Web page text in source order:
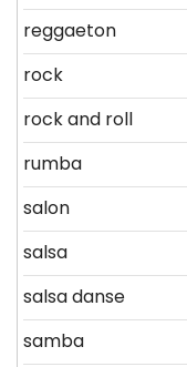
reggaeton
rock
rock and roll
rumba
salon
salsa
salsa danse
samba